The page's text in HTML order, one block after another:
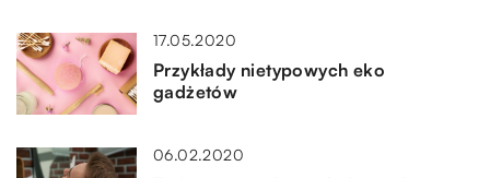
17.05.2020
Przykłady nietypowych eko
gadżetów
06.02.2020